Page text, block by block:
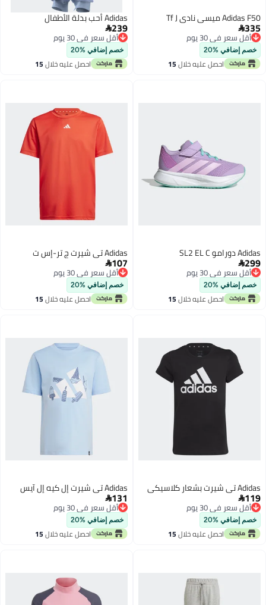
Adidas F50 ميسي نادي Tf J
335
أقل سعر في 30 يوم
أقل سعر في 30 يوم
خصم إضافي %20
احصل عليه خلال15
Adidas أحب بدلة الأطفال
239
أقل سعر في 30 يوم
أقل سعر في 30 يوم
خصم إضافي %20
احصل عليه خلال15
Adidas دورامو SL2 EL C
299
أقل سعر في 30 يوم
أقل سعر في 30 يوم
خصم إضافي %20
احصل عليه خلال15
Adidas تي شيرت ج تر-إس ت
107
أقل سعر في 30 يوم
أقل سعر في 30 يوم
خصم إضافي %20
احصل عليه خلال15
Adidas تي شيرت بشعار كلاسيكي
119
أقل سعر في 30 يوم
أقل سعر في 30 يوم
خصم إضافي %20
احصل عليه خلال15
Adidas تي شيرت إل كيه إل آيس
131
أقل سعر في 30 يوم
أقل سعر في 30 يوم
خصم إضافي %20
احصل عليه خلال15